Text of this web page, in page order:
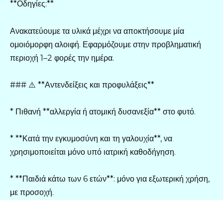
**Οδηγίες:**
Ανακατεύουμε τα υλικά μέχρι να αποκτήσουμε μία
ομοιόμορφη αλοιφή. Εφαρμόζουμε στην προβληματική
περιοχή 1–2 φορές την ημέρα.
### ⚠️ **Αντενδείξεις και προφυλάξεις**
* Πιθανή **αλλεργία ή ατομική δυσανεξία** στο φυτό.
* **Κατά την εγκυμοσύνη και τη γαλουχία**, να
χρησιμοποιείται μόνο υπό ιατρική καθοδήγηση.
* **Παιδιά κάτω των 6 ετών**: μόνο για εξωτερική χρήση,
με προσοχή.